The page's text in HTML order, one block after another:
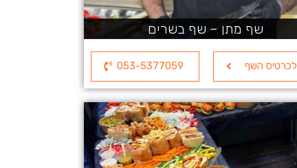
שף מתן – שף בשרים
לכרטיס השף 053-5377059